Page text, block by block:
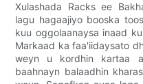
Xulashada Racks ee
lagu hagaajiyo booska
kuu oggolaanaysa inaad
Markaad ka faa'iidaysato
weyn u kordhin kartaa
baahnayn balaadhin